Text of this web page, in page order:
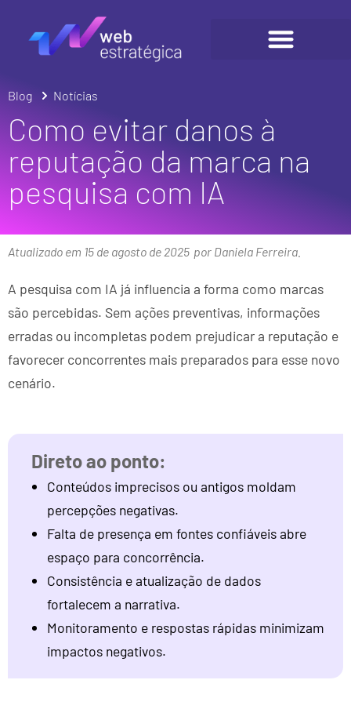
Blog Notícias
Como evitar danos à
reputação da marca na
pesquisa com IA
Atualizado em 15 de agosto de 2025 por Daniela Ferreira.
A pesquisa com IA já influencia a forma como marcas
são percebidas. Sem ações preventivas, informações
erradas ou incompletas podem prejudicar a reputação e
favorecer concorrentes mais preparados para esse novo
cenário.
Conteúdos imprecisos ou antigos moldam
percepções negativas.
Falta de presença em fontes confiáveis abre
espaço para concorrência.
Consistência e atualização de dados
fortalecem a narrativa.
Monitoramento e respostas rápidas minimizam
impactos negativos.